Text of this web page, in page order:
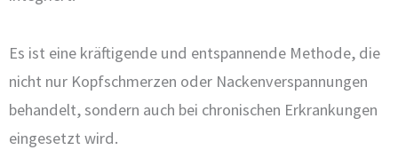
Es ist eine kräftigende und entspannende Methode, die
nicht nur Kopfschmerzen oder Nackenverspannungen
behandelt, sondern auch bei chronischen Erkrankungen
eingesetzt wird.